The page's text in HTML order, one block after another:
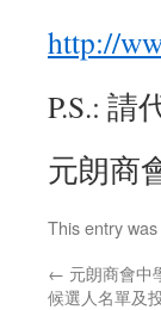
http://
P.S.: 請
元朗商
This entry
← 元朗商會中
候選人名單及